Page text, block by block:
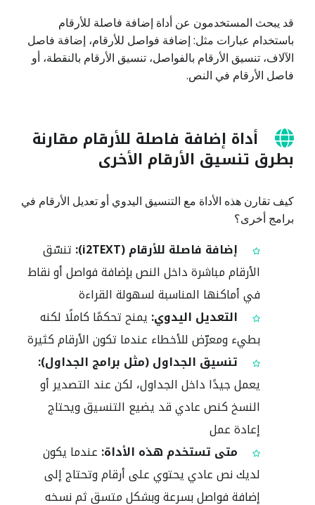
قد يبحث المستخدمون عن أداة إضافة فاصلة للأرقام
باستخدام عبارات مثل: إضافة فواصل للأرقام، إضافة فاصل
الآلاف، تنسيق الأرقام بالفواصل، تنسيق الأرقام بالنقطة، أو
فاصل الأرقام في النص.
أداة إضافة فاصلة للأرقام مقارنة
بطرق تنسيق الأرقام الأخرى
كيف تقارن هذه الأداة مع التنسيق اليدوي أو تعديل الأرقام في
برامج أخرى؟
إضافة فاصلة للأرقام (i2TEXT):
تنسّق
الأرقام مباشرة داخل النص بإضافة فواصل أو نقاط
في أماكنها المناسبة لسهولة القراءة
التعديل اليدوي: يمنح تحكمًا كاملًا لكنه
بطيء ومعرّض للأخطاء عندما تكون الأرقام كثيرة
تنسيق الجداول (مثل برامج الجداول):
يعمل جيدًا داخل الجداول، لكن عند التصدير أو
النسخ كنص عادي قد يضيع التنسيق ويحتاج
إعادة عمل
متى تستخدم هذه الأداة: عندما يكون
لديك نص عادي يحتوي على أرقام وتحتاج إلى
إضافة فواصل بسرعة وبشكل متسق ثم نسخه